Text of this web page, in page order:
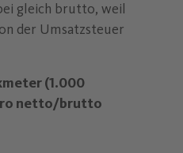
gleich brutto, weil
der Umsatzsteuer
(1.000
netto/brutto